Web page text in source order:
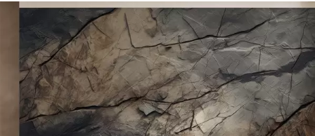
Tilgjengelige materialer
Standard
548.33 329.00kr /m²
Premium
665.00 399.00kr /m²